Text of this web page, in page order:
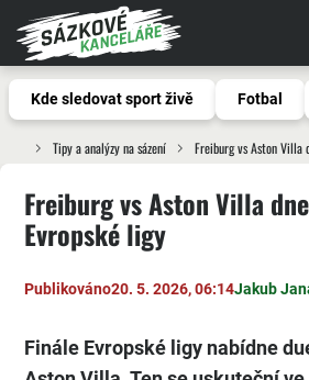
Kde sledovat sport živě Fotbal
Tipy a analýzy na sázení Freiburg vs Aston Villa
Freiburg vs Aston Villa
Evropské ligy
Publikováno20. 5. 2026, 06:14Jakub
Finále Evropské ligy nabídne